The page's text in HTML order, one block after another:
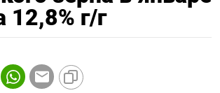
12,8% г/г